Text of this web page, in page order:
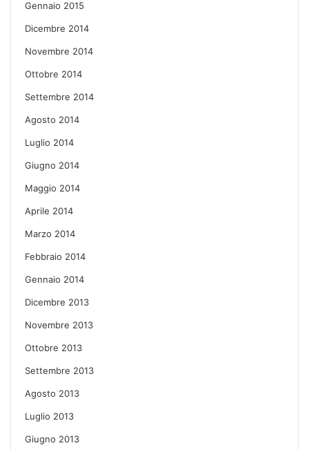
Gennaio 2015
Dicembre 2014
Novembre 2014
Ottobre 2014
Settembre 2014
Agosto 2014
Luglio 2014
Giugno 2014
Maggio 2014
Aprile 2014
Marzo 2014
Febbraio 2014
Gennaio 2014
Dicembre 2013
Novembre 2013
Ottobre 2013
Settembre 2013
Agosto 2013
Luglio 2013
Giugno 2013